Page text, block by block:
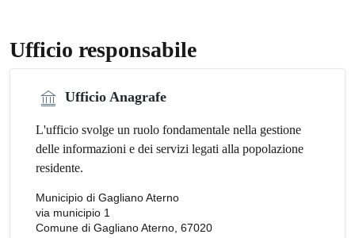
Ufficio responsabile
Ufficio Anagrafe
L'ufficio svolge un ruolo fondamentale nella gestione
delle informazioni e dei servizi legati alla popolazione
residente.
Municipio di Gagliano Aterno
via municipio 1
Comune di Gagliano Aterno, 67020